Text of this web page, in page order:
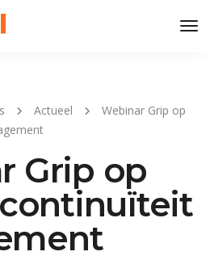
Actueel
Webinar Grip op
Grip op